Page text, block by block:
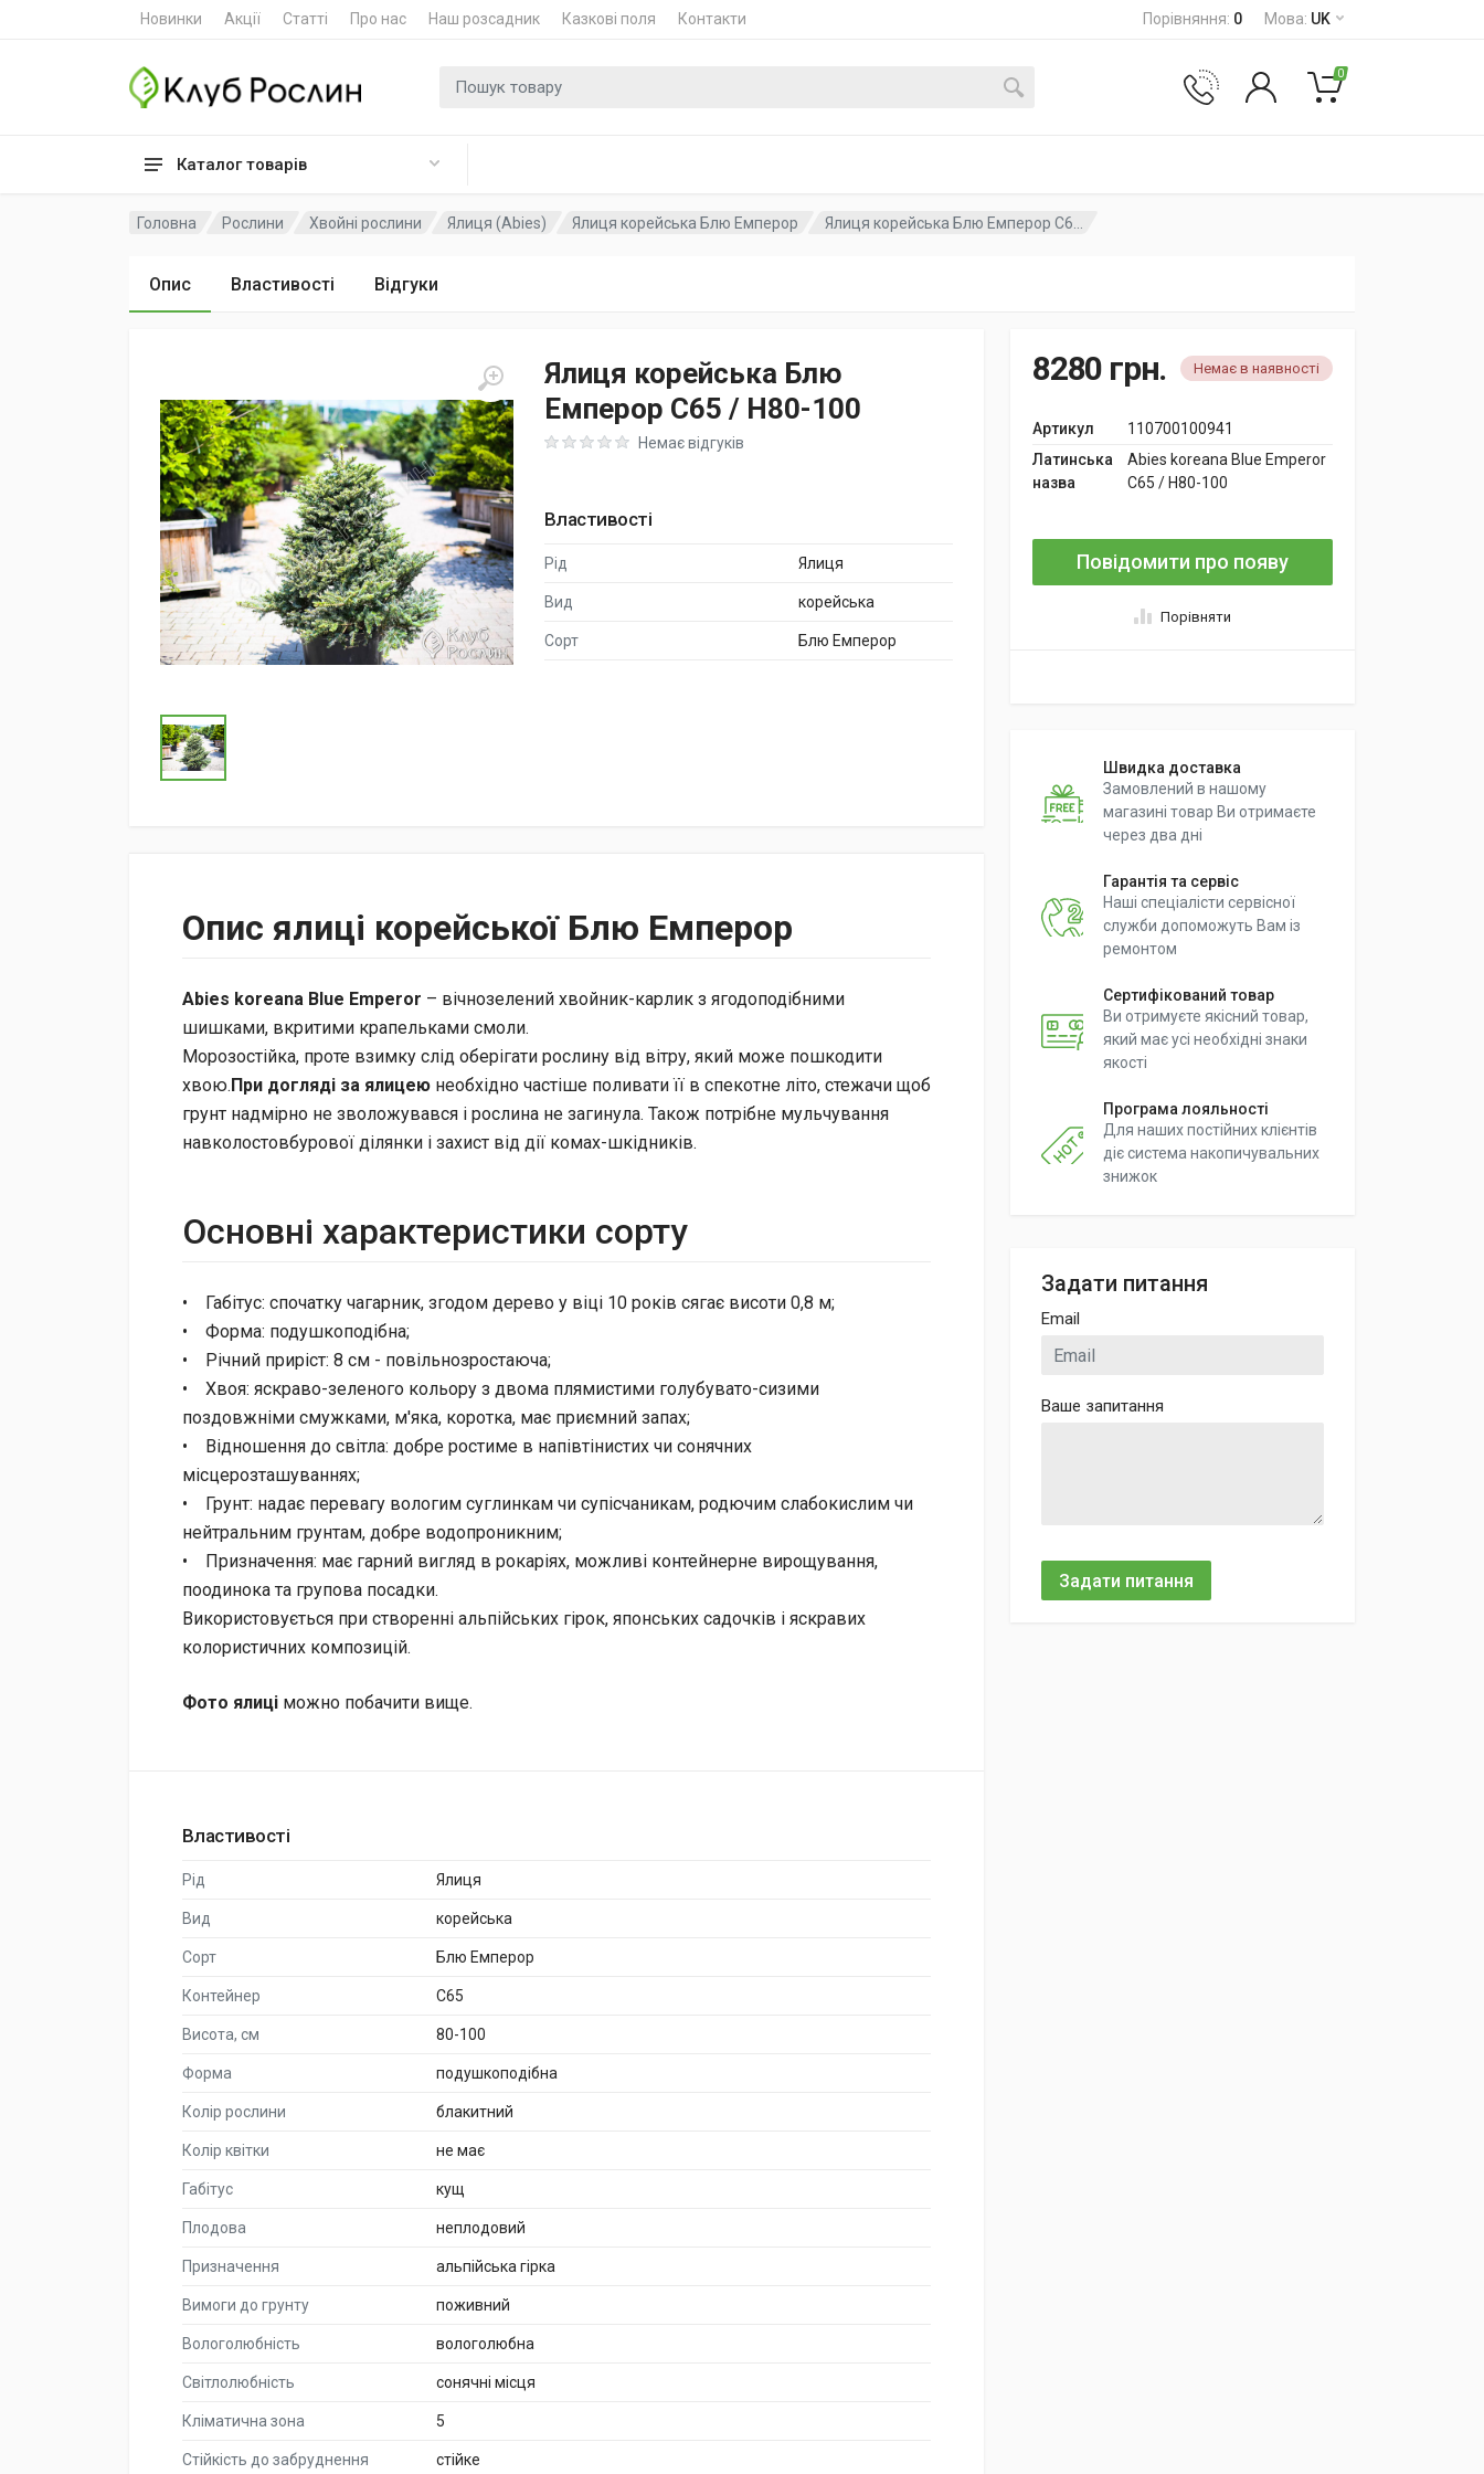
Новинки Акції Статті Про нас Наш розсадник Казкові поля Контакти Порівняння: 0 Мова: UK
Каталог товарів
Пошук для 0
Головна Рослини Хвойні рослини Ялиця (Abies) Ялиця корейська Блю Емперор Ялиця корейська Блю Емперор C6...
Опис Властивості Відгуки
Ялиця корейська Блю
Емперор C65 / H80-100
Rating: 0 out of 5Немає відгуків
Властивості
Рід Ялиця
Вид корейська
Сорт Блю Емперор
8280 грн. Немає в наявності
Артикул
110700100941
Латинська
назва
Abies koreana Blue Emperor
C65 / H80-100
Повідомити про появу
Порівняти
Швидка доставка
Замовлений в нашому
магазині товар Ви отримаєте
через два дні
Гарантія та сервіс
Наші спеціалісти сервісної
служби допоможуть Вам із
ремонтом
Сертифікований товар
Ви отримуєте якісний товар,
який має усі необхідні знаки
якості
Програма лояльності
Для наших постійних клієнтів
діє система накопичувальних
знижок
Задати питання
Email
Ваше запитання
Задати питання
Опис ялиці корейської Блю Емперор
Abies koreana Blue Emperor – вічнозелений хвойник-карлик з ягодоподібними
шишками, вкритими крапельками смоли.
Морозостійка, проте взимку слід оберігати рослину від вітру, який може пошкодити
хвою.При догляді за ялицею необхідно частіше поливати її в спекотне літо, стежачи щоб
грунт надмірно не зволожувався і рослина не загинула. Також потрібне мульчування
навколостовбурової ділянки і захист від дії комах-шкідників.
Основні характеристики сорту
• Габітус: спочатку чагарник, згодом дерево у віці 10 років сягає висоти 0,8 м;
• Форма: подушкоподібна;
• Річний приріст: 8 см - повільнозростаюча;
• Хвоя: яскраво-зеленого кольору з двома плямистими голубувато-сизими
поздовжніми смужками, м'яка, коротка, має приємний запах;
• Відношення до світла: добре ростиме в напівтінистих чи сонячних
місцерозташуваннях;
• Грунт: надає перевагу вологим суглинкам чи супісчаникам, родючим слабокислим чи
нейтральним грунтам, добре водопроникним;
• Призначення: має гарний вигляд в рокаріях, можливі контейнерне вирощування,
поодинока та групова посадки.
Використовується при створенні альпійських гірок, японських садочків і яскравих
колористичних композицій.
Фото ялиці можно побачити вище.
Властивості
Рід Ялиця
Вид корейська
Сорт Блю Емперор
Контейнер C65
Висота, см 80-100
Форма подушкоподібна
Колір рослини блакитний
Колір квітки не має
Габітус кущ
Плодова неплодовий
Призначення альпійська гірка
Вимоги до грунту поживний
Вологолюбність вологолюбна
Світлолюбність сонячні місця
Кліматична зона 5
Стійкість до забруднення стійке